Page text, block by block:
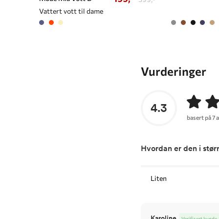
Vattert vott til dame
Vurderinger
4.3
basert på 7
Hvordan er den i
Liten